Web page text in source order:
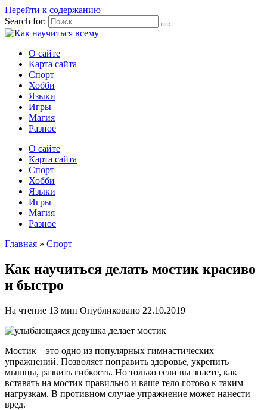
Перейти к содержанию
Search for:
О сайте
Карта сайта
Спорт
Хобби
Языки
Игры
Магия
Разное
О сайте
Карта сайта
Спорт
Хобби
Языки
Игры
Магия
Разное
Главная » Спорт
Как научиться делать мостик красиво
и быстро
На чтение 13 мин Опубликовано 22.10.2019
Мостик – это одно из популярных гимнастических
упражнений. Позволяет поправить здоровье, укрепить
мышцы, развить гибкость. Но только если вы знаете, как
вставать на мостик правильно и ваше тело готово к таким
нагрузкам. В противном случае упражнение может нанести
вред.